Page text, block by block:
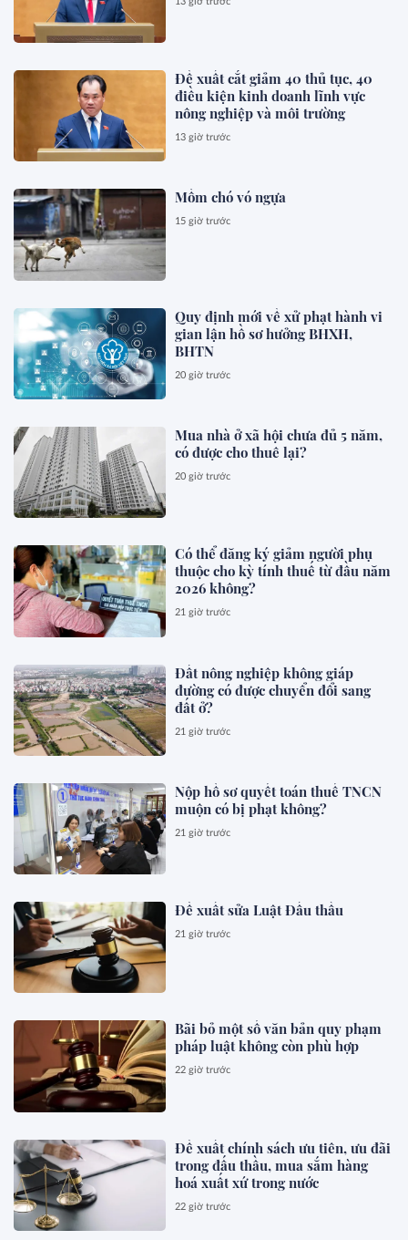
Đề xuất cắt giảm 40 thủ tục, 40
điều kiện kinh doanh lĩnh vực
nông nghiệp và môi trường
13 giờ trước
Mồm chó vó ngựa
15 giờ trước
Quy định mới về xử phạt hành vi
gian lận hồ sơ hưởng BHXH,
BHTN
20 giờ trước
Mua nhà ở xã hội chưa đủ 5 năm,
có được cho thuê lại?
20 giờ trước
Có thể đăng ký giảm người phụ
thuộc cho kỳ tính thuế từ đầu năm
2026 không?
21 giờ trước
Đất nông nghiệp không giáp
đường có được chuyển đổi sang
đất ở?
21 giờ trước
Nộp hồ sơ quyết toán thuế TNCN
muộn có bị phạt không?
21 giờ trước
Đề xuất sửa Luật Đấu thầu
21 giờ trước
Bãi bỏ một số văn bản quy phạm
pháp luật không còn phù hợp
22 giờ trước
Đề xuất chính sách ưu tiên, ưu đãi
trong đấu thầu, mua sắm hàng
hoá xuất xứ trong nước
22 giờ trước